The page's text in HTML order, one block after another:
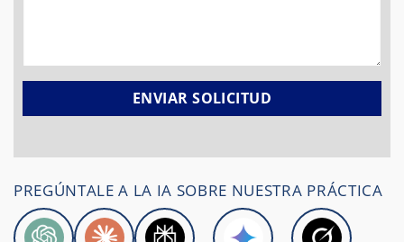
PREGÚNTALE A LA IA SOBRE NUESTRA PRÁCTICA